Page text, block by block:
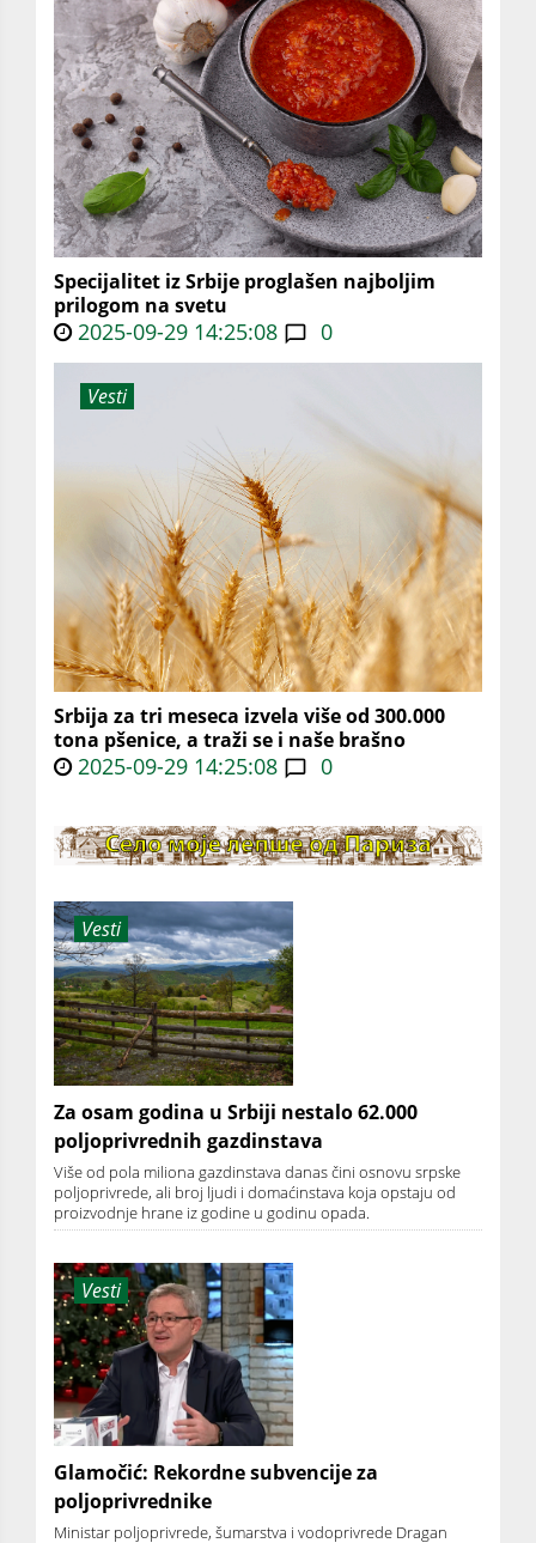
Specijalitet iz Srbije proglašen najboljim
prilogom na svetu
2025-09-29 14:25:08 0
Vesti
Srbija za tri meseca izvela više od 300.000
tona pšenice, a traži se i naše brašno
2025-09-29 14:25:08 0
Vesti
Za osam godina u Srbiji nestalo 62.000
poljoprivrednih gazdinstava
Više od pola miliona gazdinstava danas čini osnovu srpske
poljoprivrede, ali broj ljudi i domaćinstava koja opstaju od
proizvodnje hrane iz godine u godinu opada.
Vesti
Glamočić: Rekordne subvencije za
poljoprivrednike
Ministar poljoprivrede, šumarstva i vodoprivrede Dragan